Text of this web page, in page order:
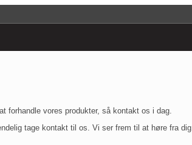
vores produkter, så kontakt os i dag.
tage kontakt til os. Vi ser frem til at høre fra dig.